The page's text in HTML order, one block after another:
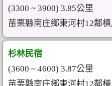
(3300 ~ 3900) 3.85公里
苗栗縣南庄鄉東河村12鄰
杉林民宿
(3600 ~ 4600) 3.87公里
苗栗縣南庄鄉東河村12鄰